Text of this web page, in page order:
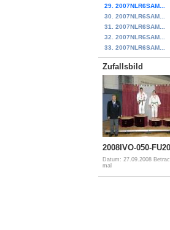
29. 2007NLR6SAM...
30. 2007NLR6SAM...
31. 2007NLR6SAM...
32. 2007NLR6SAM...
33. 2007NLR6SAM...
Zufallsbild
2008IVO-050-
Datum: 27.09.2008
mal